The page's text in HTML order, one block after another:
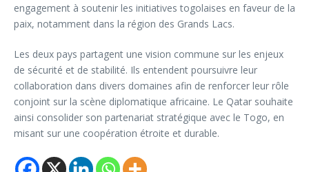
engagement à soutenir les initiatives togolaises en faveur de la
paix, notamment dans la région des Grands Lacs.
Les deux pays partagent une vision commune sur les enjeux
de sécurité et de stabilité. Ils entendent poursuivre leur
collaboration dans divers domaines afin de renforcer leur rôle
conjoint sur la scène diplomatique africaine. Le Qatar souhaite
ainsi consolider son partenariat stratégique avec le Togo, en
misant sur une coopération étroite et durable.